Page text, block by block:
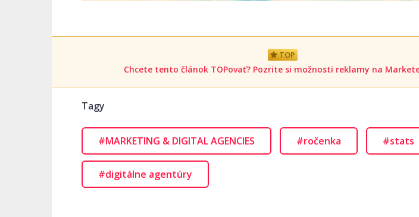
TOP
Chcete tento článok TOPovať? Pozrite si možnosti reklamy na
Tagy
#MARKETING & DIGITAL AGENCIES #ročenka #stats
#digitálne agentúry